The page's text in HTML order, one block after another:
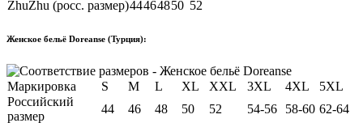
ZhuZhu (росс. размер)44464850 52
Женское бельё Doreanse (Турция):
Маркировка S M L XL XXL 3XL 4XL
5XL
Российский
размер
44 46 48 50 52 54-56 58-60 62-64